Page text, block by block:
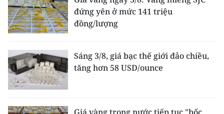
đứng yên ở mức 141 triệu
đồng/lượng
Sáng 3/8, giá bạc thế giới đảo chiều,
tăng hơn 58 USD/ounce